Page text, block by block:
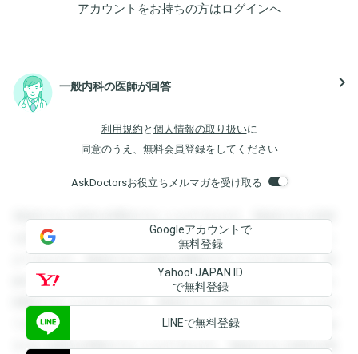
アカウントをお持ちの方はログインへ
一般内科の医師が回答 navigate_next
利用規約 と 個人情報の取り扱いに
同意のうえ、無料会員登録をしてください
AskDoctorsお役立ちメルマガを受け取る
登録すると回答を閲覧することができます。登録すると回答
を閲覧することができます。登録すると回答を閲覧すること
ができます。登録すると回答を閲覧することができます。登
録すると回答を閲覧することができます。登録すると回答を
閲覧することができます。登録すると回答を閲覧することが
できます。登録すると回答を閲覧することができます。登録
すると回答を閲覧することができます。登録すると回答を閲
Googleアカウントで
無料登録
Yahoo! JAPAN ID
で無料登録
LINEで無料登録